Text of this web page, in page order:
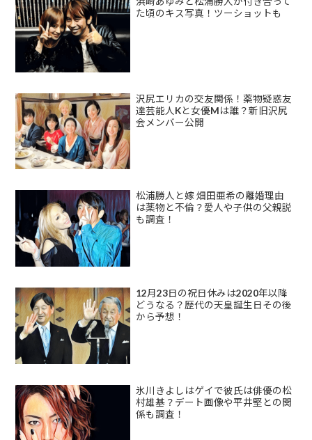
た頃のキス写真！ツーショットも
沢尻エリカの交友関係！薬物疑惑友
達芸能人Kと女優Mは誰？新旧沢尻
会メンバー公開
松浦勝人と嫁 畑田亜希の離婚理由
は薬物と不倫？愛人や子供の父親説
も調査！
12月23日の祝日休みは2020年以降
どうなる？歴代の天皇誕生日その後
から予想！
氷川きよしはゲイで彼氏は俳優の松
村雄基？デート画像や平井堅との関
係も調査！